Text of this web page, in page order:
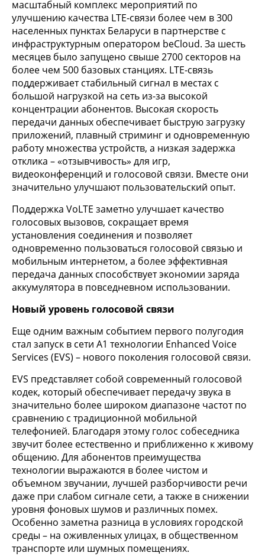
масштабный комплекс мероприятий по
улучшению качества LTE-связи более чем в 300
населенных пунктах Беларуси в партнерстве с
инфраструктурным оператором beСloud. За шесть
месяцев было запущено свыше 2700 секторов на
более чем 500 базовых станциях. LTE-связь
поддерживает стабильный сигнал в местах с
большой нагрузкой на сеть из-за высокой
концентрации абонентов. Высокая скорость
передачи данных обеспечивает быструю загрузку
приложений, плавный стриминг и одновременную
работу множества устройств, а низкая задержка
отклика – «отзывчивость» для игр,
видеоконференций и голосовой связи. Вместе они
значительно улучшают пользовательский опыт.
Поддержка VoLTE заметно улучшает качество
голосовых вызовов, сокращает время
установления соединения и позволяет
одновременно пользоваться голосовой связью и
мобильным интернетом, а более эффективная
передача данных способствует экономии заряда
аккумулятора в повседневном использовании.
Новый уровень голосовой связи
Еще одним важным событием первого полугодия
стал запуск в сети А1 технологии Enhanced Voice
Services (EVS) – нового поколения голосовой связи.
EVS представляет собой современный голосовой
кодек, который обеспечивает передачу звука в
значительно более широком диапазоне частот по
сравнению с традиционной мобильной
телефонией. Благодаря этому голос собеседника
звучит более естественно и приближенно к живому
общению. Для абонентов преимущества
технологии выражаются в более чистом и
объемном звучании, лучшей разборчивости речи
даже при слабом сигнале сети, а также в снижении
уровня фоновых шумов и различных помех.
Особенно заметна разница в условиях городской
среды – на оживленных улицах, в общественном
транспорте или шумных помещениях.